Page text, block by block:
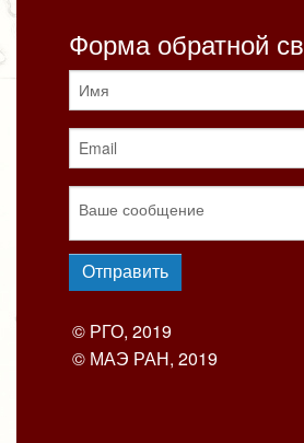
Форма обратной
© РГО, 2019
© МАЭ РАН, 2019